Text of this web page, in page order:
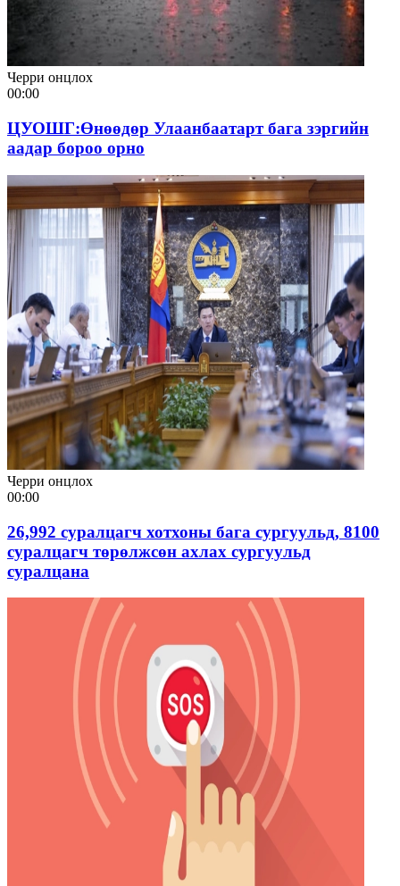
Черри онцлох
00:00
ЦУОШГ:Өнөөдөр Улаанбаатарт бага зэргийн
аадар бороо орно
Черри онцлох
00:00
26,992 суралцагч хотхоны бага сургуульд, 8100
суралцагч төрөлжсөн ахлах сургуульд
суралцана